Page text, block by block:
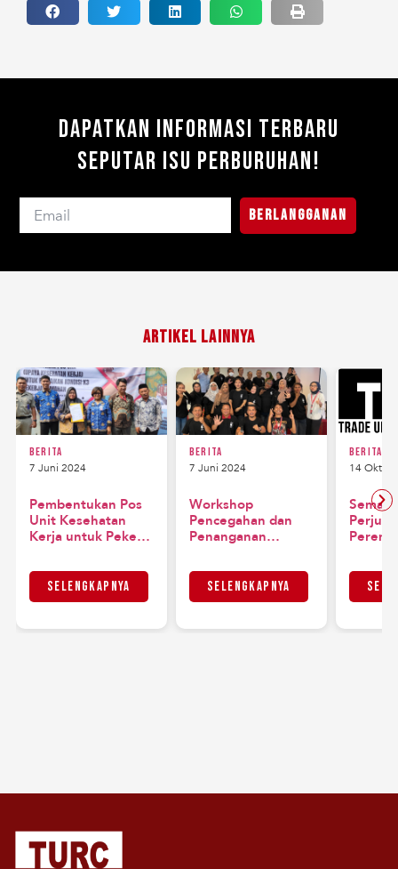
Dapatkan Informasi Terbaru
Seputar Isu Perburuhan!
Berlangganan
Artikel Lainnya
Berita
7 Juni 2024
Pembentukan Pos
Unit Kesehatan
Kerja untuk Pekerja
Muara, Jakarta
Utara
Selengkapnya
Berita
7 Juni 2024
Workshop
Pencegahan dan
Penanganan
di Industri Sawit
Kalimantan Selatan
Selengkapnya
Berita
14